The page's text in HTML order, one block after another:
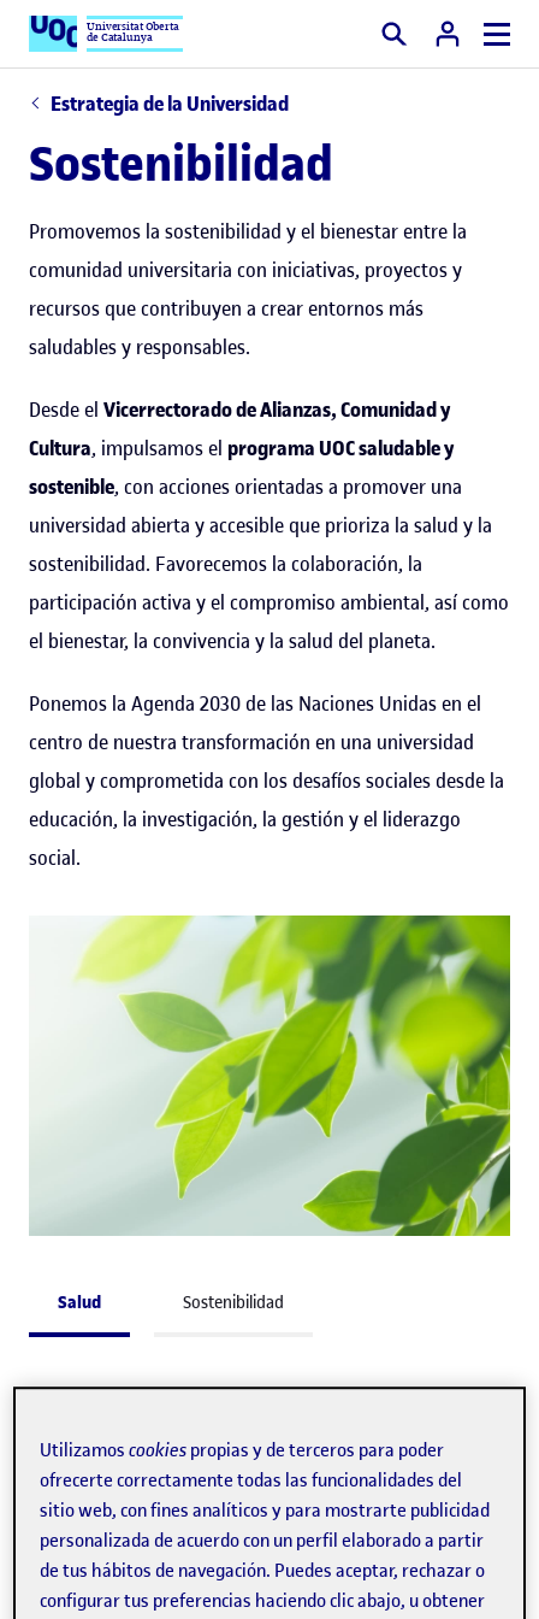
Universitat Oberta
de Catalunya Buscar
Estrategia de la Universidad
Sostenibilidad
Promovemos la sostenibilidad y el bienestar entre la
comunidad universitaria con iniciativas, proyectos y
recursos que contribuyen a crear entornos más
saludables y responsables.
Desde el Vicerrectorado de Alianzas, Comunidad y
Cultura, impulsamos el programa UOC saludable y
sostenible, con acciones orientadas a promover una
universidad abierta y accesible que prioriza la salud y la
sostenibilidad. Favorecemos la colaboración, la
participación activa y el compromiso ambiental, así como
el bienestar, la convivencia y la salud del planeta.
Ponemos la Agenda 2030 de las Naciones Unidas en el
centro de nuestra transformación en una universidad
global y comprometida con los desafíos sociales desde la
educación, la investigación, la gestión y el liderazgo
social.
Salud Sostenibilidad
Salud
Una universidad más saludable
En la UOC promovemos el bienestar físico y
emocionalen un entorno digital, ofrecemos
recursos y llevamos a cabo actividades e iniciativas
Utilizamoscookies propias y de terceros para poder
ofrecerte correctamente todas las funcionalidades del
sitio web, con fines analíticos y para mostrarte publicidad
personalizada de acuerdo con un perfil elaborado a partir
de tus hábitos de navegación. Puedes aceptar, rechazar o
configurar tus preferencias haciendo clic abajo, u obtener